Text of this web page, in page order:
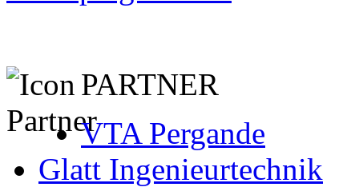
PARTNER
VTA Pergande
Glatt Ingenieurtechnik